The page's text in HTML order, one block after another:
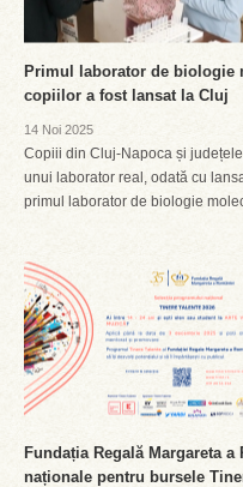
Primul laborator de biologie
copiilor a fost lansat la Cluj
14 Noi 2025
Copiii din Cluj-Napoca și
unui laborator real, odată cu
primul laborator de biologie
Fundația Regală Margareta
naționale pentru bursele